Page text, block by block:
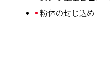
粉体の封じ込め